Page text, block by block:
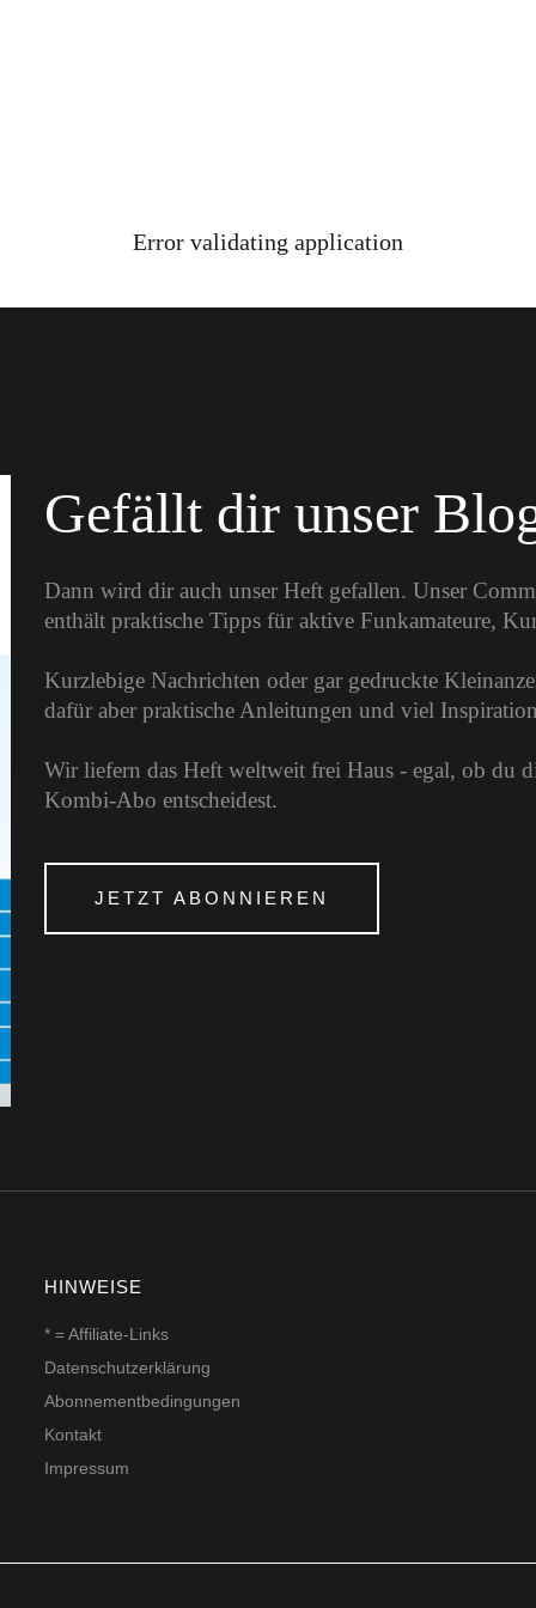
Error validating application
Gefällt dir unser
Dann wird dir auch unser Heft gefallen. Unser
enthält praktische Tipps für aktive Funkamateure,
Kurzlebige Nachrichten oder gar gedruckte
dafür aber praktische Anleitungen und viel
Wir liefern das Heft weltweit frei Haus - egal, ob du
Kombi-Abo entscheidest.
JETZT ABONNIEREN
HINWEISE
* = Affiliate-Links
Datenschutzerklärung
Abonnementbedingungen
Kontakt
Impressum